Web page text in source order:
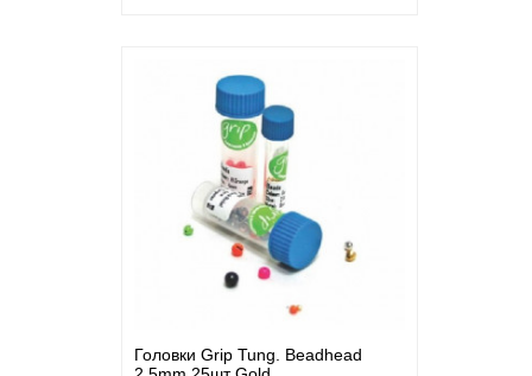
Головки Grip Tung. Beadhead